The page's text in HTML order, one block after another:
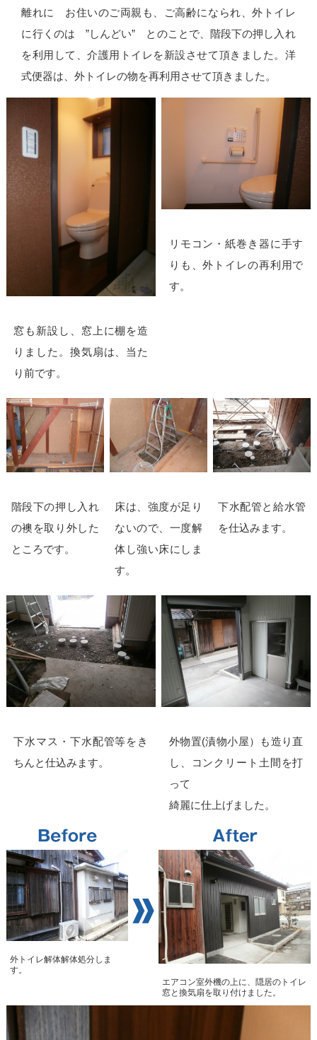
離れに お住いのご両親も、ご高齢になられ、外トイレ
に行くのは ”しんどい” とのことで、階段下の押し入れ
を利用して、介護用トイレを新設させて頂きました。洋
式便器は、外トイレの物を再利用させて頂きました。
窓も新設し、窓上に棚を造
りました。換気扇は、当た
り前です。
リモコン・紙巻き器に手す
りも、外トイレの再利用で
す。
階段下の押し入れ
の襖を取り外した
ところです。
床は、強度が足り
ないので、一度解
体し強い床にしま
す。
下水配管と給水管
を仕込みます。
下水マス・下水配管等をき
ちんと仕込みます。
外物置(漬物小屋）も造り直
し、コンクリート土間を打
って
綺麗に仕上げました。
外トイレ解体解体処分しま
す。
エアコン室外機の上に、隠居のトイレ
窓と換気扇を取り付けました。